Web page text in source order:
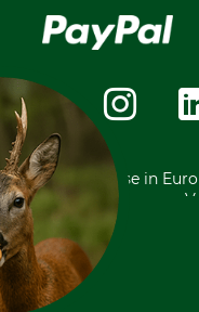
Widerrufsformular
Zahlungsarten
Rechnung
Vorkasse
Karriere
Über uns
Community
International
*Alle Preise in